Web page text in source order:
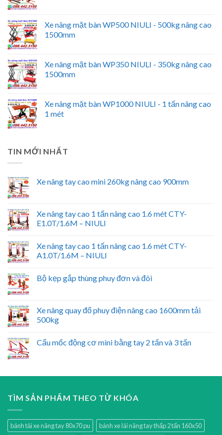
Xe nâng mặt bàn WP500 NIULI - 500kg nâng cao
1500mm
Xe nâng mặt bàn WP350 NIULI - 350kg nâng cao
1500mm
Xe nâng mặt bàn WP1000 NIULI - 1 tấn nâng cao
1 mét
TIN MỚI NHẤT
Xe nâng tay cao mini 260kg nâng cao 900mm
Xe nâng tay cao 1 tấn nâng cao 1.6 mét CTY-
E1.0T/1.6M – NIULI
Xe nâng tay cao 1 tấn nâng cao 1.6 mét CTY-
A1.0T/1.6M – NIULI
Bộ kẹp gắp thùng phuy đơn và đôi
Xe nâng quay đổ phuy điện nâng cao 1600mm tải
500kg
Cẩu mốc động cơ mini bằng tay 2 tấn và 3 tấn
TÌM SẢN PHẨM THEO TỪ KHÓA
bánh tải xe nâng tay 80x70 pu
bánh xe lái nâng tay thấp 2 tấn 160x50